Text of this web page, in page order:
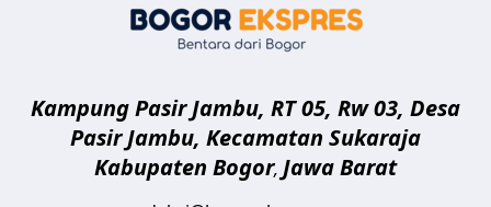
Kampung Pasir Jambu, RT 05, Rw 03, Desa
Pasir Jambu, Kecamatan Sukaraja
Kabupaten Bogor, Jawa Barat